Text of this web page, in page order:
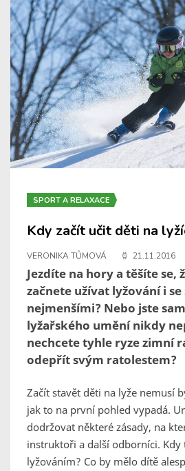
SPORT A RELAXACE
Kdy začít učit děti na
VERONIKA TŮMOVÁ 21.11.2016
Jezdíte na hory a těšíte se,
začnete užívat lyžování i
nejmenšími? Nebo jste
lyžařského umění nikdy
nechcete tyhle ryze zimní
odepřít svým ratolestem?
Začít stavět děti na lyže nemusí
jak to na první pohled vypadá.
dodržovat některé zásady, na
instruktoři a další odborníci. Kdy
lyžováním? Co by mělo dítě